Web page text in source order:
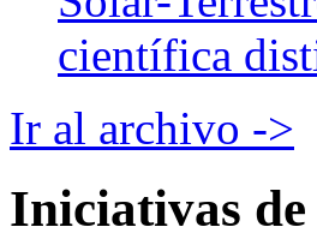
científica
Ir al archivo ->
Iniciativas